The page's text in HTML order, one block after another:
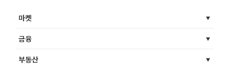
마켓
금융
부동산